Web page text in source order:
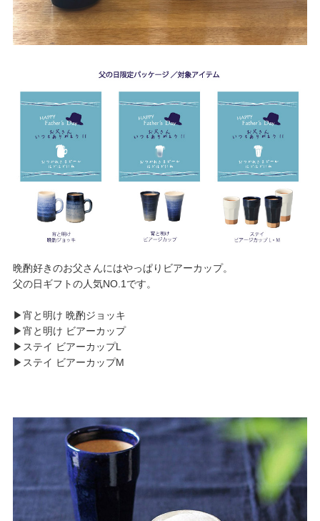
晩酌好きのお父さんにはやっぱりビアーカップ。
父の日ギフトの人気NO.1です。
▶︎宵と明け 晩酌ジョッキ
▶︎宵と明け ビアーカップ
▶︎ステイ ビアーカップL
▶︎ステイ ビアーカップM